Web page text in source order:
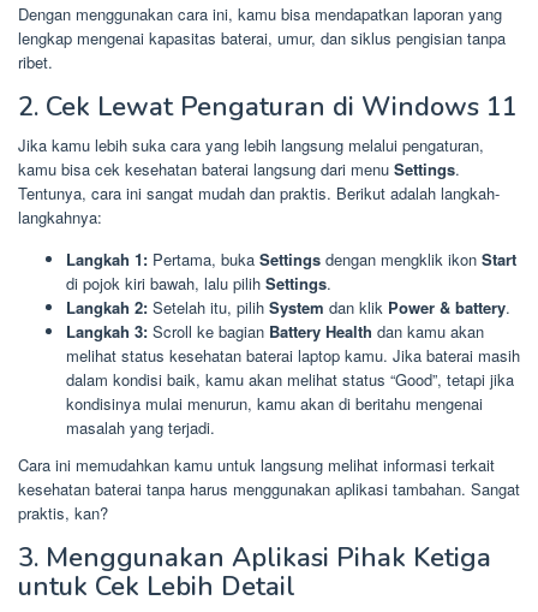
Dengan menggunakan cara ini, kamu bisa mendapatkan laporan yang
lengkap mengenai kapasitas baterai, umur, dan siklus pengisian tanpa
ribet.
2. Cek Lewat Pengaturan di Windows 11
Jika kamu lebih suka cara yang lebih langsung melalui pengaturan,
kamu bisa cek kesehatan baterai langsung dari menu Settings.
Tentunya, cara ini sangat mudah dan praktis. Berikut adalah langkah-
langkahnya:
Langkah 1: Pertama, buka Settings dengan mengklik ikon Start
di pojok kiri bawah, lalu pilih Settings.
Langkah 2: Setelah itu, pilih System dan klik Power & battery.
Langkah 3: Scroll ke bagian Battery Health dan kamu akan
melihat status kesehatan baterai laptop kamu. Jika baterai masih
dalam kondisi baik, kamu akan melihat status “Good”, tetapi jika
kondisinya mulai menurun, kamu akan di beritahu mengenai
masalah yang terjadi.
Cara ini memudahkan kamu untuk langsung melihat informasi terkait
kesehatan baterai tanpa harus menggunakan aplikasi tambahan. Sangat
praktis, kan?
3. Menggunakan Aplikasi Pihak Ketiga
untuk Cek Lebih Detail